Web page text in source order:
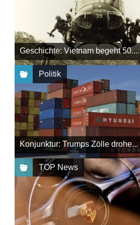
Geschichte: Vietnam begeht 50....
Politik
Konjunktur: Trumps Zölle drohe...
TOP News